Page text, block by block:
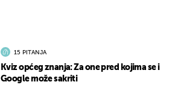
15 PITANJA
Kviz općeg znanja: Za one pred kojima se i
Google može sakriti